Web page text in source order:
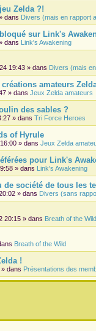
Zelda ?!
dans Divers (mais en rapport
sur Link's
dans Link's Awakening
19:43 » dans Divers (mais
amateurs
» dans Jeux Zelda amateurs
des sables ?
» dans Tri Force Heroes
of Hyrule
» dans Jeux Zelda
pour Link's
» dans Link's Awakening
société de tous les
» dans Divers (sans
20:15 » dans Breath of the Wild
Breath of the Wild
!
dans Présentations des